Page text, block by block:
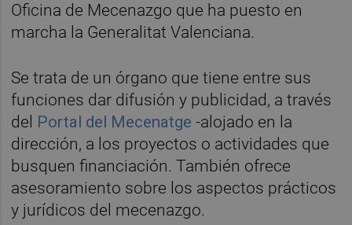
Oficina de Mecenazgo que ha puesto en
marcha la Generalitat Valenciana.
Se trata de un órgano que tiene entre sus
funciones dar difusión y publicidad, a través
del Portal del Mecenatge -alojado en la
dirección, a los proyectos o actividades que
busquen financiación. También ofrece
asesoramiento sobre los aspectos prácticos
y jurídicos del mecenazgo.